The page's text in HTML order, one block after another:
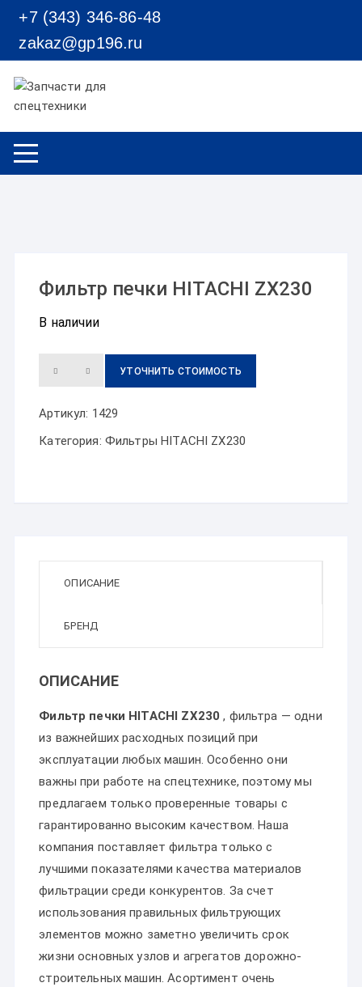
Перейти к содержимому
+7 (343) 346-86-48
zakaz@gp196.ru
Фильтр печки HITACHI ZX230
В наличии
УТОЧНИТЬ СТОИМОСТЬ
Артикул: 1429
Категория: Фильтры HITACHI ZX230
ОПИСАНИЕ
БРЕНД
ОПИСАНИЕ
Фильтр печки HITACHI ZX230 , фильтра — одни
из важнейших расходных позиций при
эксплуатации любых машин. Особенно они
важны при работе на спецтехнике, поэтому мы
предлагаем только проверенные товары с
гарантированно высоким качеством. Наша
компания поставляет фильтра только с
лучшими показателями качества материалов
фильтрации среди конкурентов. За счет
использования правильных фильтрующих
элементов можно заметно увеличить срок
жизни основных узлов и агрегатов дорожно-
строительных машин. Асортимент очень